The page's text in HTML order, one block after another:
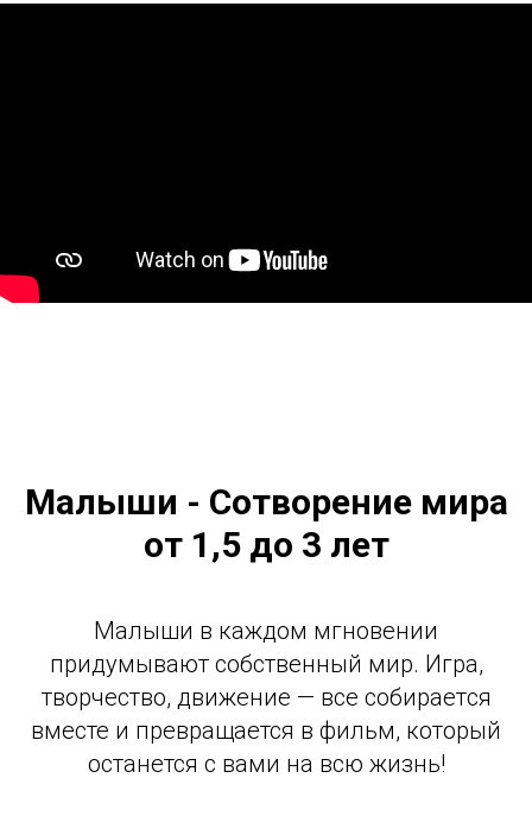
Малыши - Сотворение мира
от 1,5 до 3 лет
Малыши в каждом мгновении
придумывают собственный мир. Игра,
творчество, движение — все собираетcя
вместе и превращается в фильм, который
останется с вами на всю жизнь!